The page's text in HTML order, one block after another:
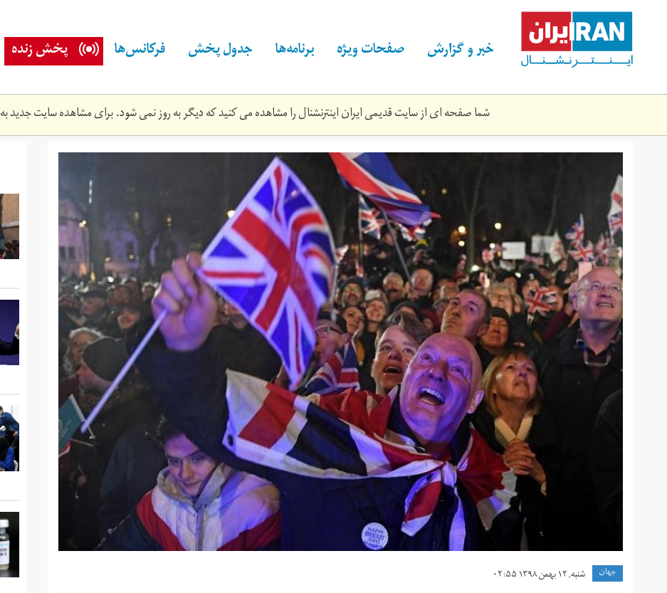
content خبر و گزارش صفحات ویژه برنامه‌ها جدول پخش فرکانس‌ها پخش زنده
شما صفحه ای از سایت قدیمی ایران اینترنشنال را مشاهده می کنید که دیگر به روز نمی شود. برای مشاهده سایت جدید به
london_2_1.jpg
جهان شنبه, ۱۲ بهمن ۱۳۹۸ ۰۲:۵۵